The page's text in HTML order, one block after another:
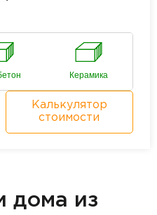
Керамика
Калькулятор
стоимости
дома из